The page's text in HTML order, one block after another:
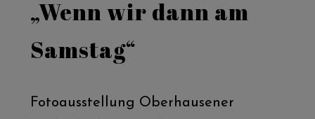
„Wenn wir dann am
Samstag“
Fotoausstellung Oberhausener